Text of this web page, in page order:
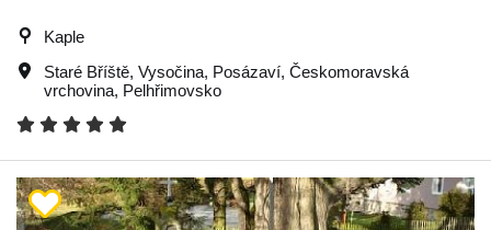
Kaple
Staré Bříště, Vysočina, Posázaví, Českomoravská
vrchovina, Pelhřimovsko